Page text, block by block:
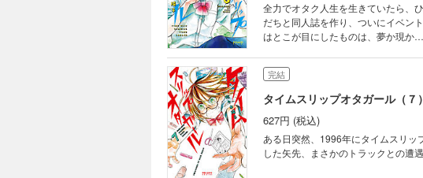
全力でオタク人生を生きていたら、
だちと同人誌を作り、ついにイベン
はとこが目にしたものは、夢か現
完結
タイムスリップオタガール（７）
627円 (税込)
ある日突然、1996年にタイムスリッ
した矢先、まさかのトラックとの